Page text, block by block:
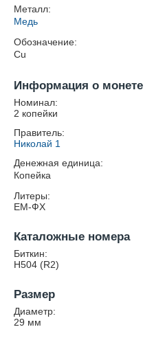
Металл:
Медь
Обозначение:
Cu
Информация о монете
Номинал:
2 копейки
Правитель:
Николай 1
Денежная единица:
Копейка
Литеры:
ЕМ-ФХ
Каталожные номера
Биткин:
Н504 (R2)
Размер
Диаметр:
29 мм